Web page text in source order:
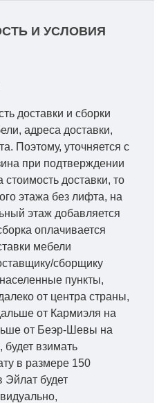
И УСЛОВИЯ
доставки и сборки
адреса доставки,
Поэтому, уточняется с
при подтверждении
стоимость доставки, то
этажа без лифта, на
этаж добавляется
оплачивается
мебели
сборщику
пункты,
от центра страны,
от Кармиэля на
от Беэр-Шевы на
взимать
в размере 150
Эйлат будет